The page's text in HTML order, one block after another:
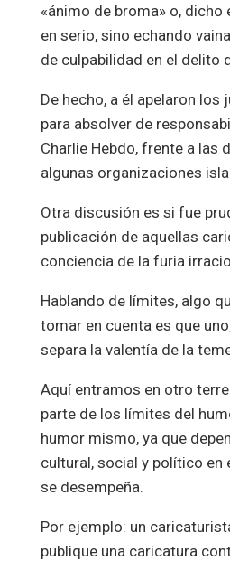
«ánimo de broma» o, dicho
en serio, sino echando
de culpabilidad en el delito
De hecho, a él apelaron
para absolver de
Charlie Hebdo, frente a las
algunas organizaciones
Otra discusión es si fue
publicación de aquellas
conciencia de la furia
Hablando de límites, algo
tomar en cuenta es que
separa la valentía de la
Aquí entramos en otro
parte de los límites del
humor mismo, ya que
cultural, social y político en
se desempeña.
Por ejemplo: un
publique una caricatura